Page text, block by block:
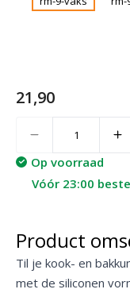
21,90
Op voorraad
Vóór 23:00
Product
Til je kook- en
met de siliconen